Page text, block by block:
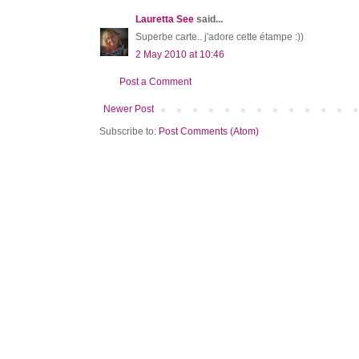
Lauretta See said...
Superbe carte.. j'adore cette étampe :))
2 May 2010 at 10:46
Post a Comment
Newer Post
Subscribe to: Post Comments (Atom)